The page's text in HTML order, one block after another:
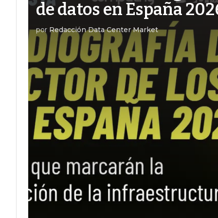
de datos en España
por Redacción Data Center Market